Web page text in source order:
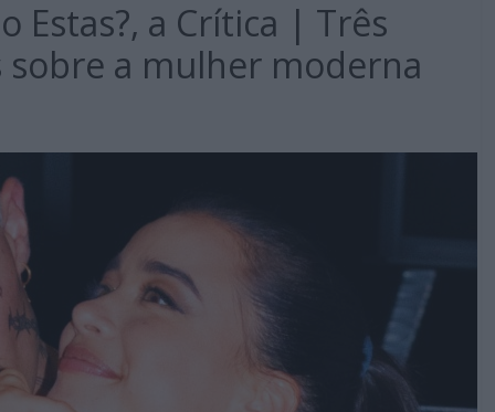
Estas?, a Crítica | Três
a mulher moderna